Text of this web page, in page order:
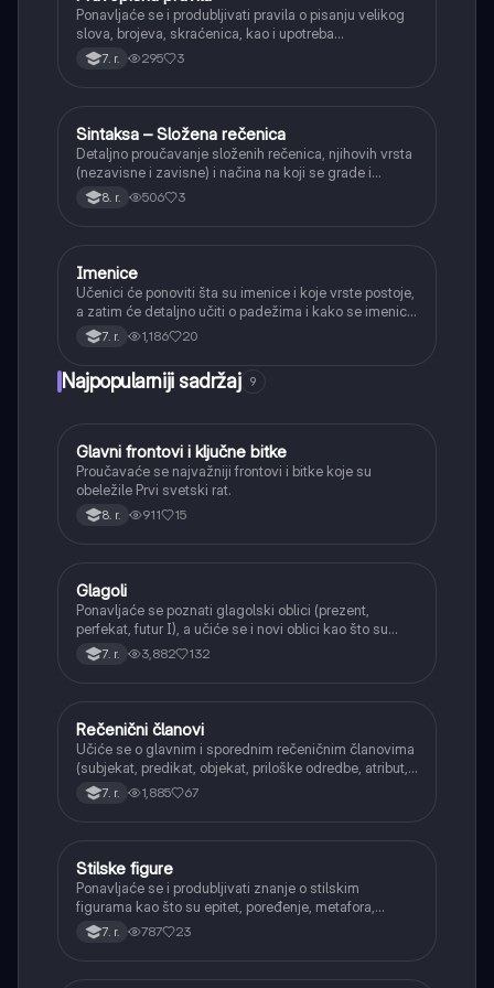
Ponavljaće se i produbljivati pravila o pisanju velikog
slova, brojeva, skraćenica, kao i upotreba
interpunkcije, sa posebnim fokusom na zarez u
složenoj rečenici.
7. r. 295 3
Srpski jezik
Sintaksa – Složena rečenica
Detaljno proučavanje složenih rečenica, njihovih vrsta
(nezavisne i zavisne) i načina na koji se grade i
povezuju.
8. r. 506 3
Srpski jezik
Imenice
Učenici će ponoviti šta su imenice i koje vrste postoje,
a zatim će detaljno učiti o padežima i kako se imenice
menjaju da bi pokazale svoju ulogu u rečenici.
7. r. 1,186 20
Najpopularniji sadržaj 9
Istorija
Glavni frontovi i ključne bitke
Proučavaće se najvažniji frontovi i bitke koje su
obeležile Prvi svetski rat.
8. r. 911 15
Srpski jezik
Glagoli
Ponavljaće se poznati glagolski oblici (prezent,
perfekat, futur I), a učiće se i novi oblici kao što su
aorist, imperfekat, pluskvamperfekat, futur II, kao i
glagolski prilozi i pridevi.
7. r. 3,882 132
Srpski jezik
Rečenični članovi
Učiće se o glavnim i sporednim rečeničnim članovima
(subjekat, predikat, objekat, priloške odredbe, atribut,
apozicija) i njihovoj funkciji.
7. r. 1,885 67
Srpski jezik
Stilske figure
Ponavljaće se i produbljivati znanje o stilskim
figurama kao što su epitet, poređenje, metafora,
personifikacija, hiperbola, onomatopeja, aliteracija i
asonanca, razumevajući njihovu ulogu u tekstu.
7. r. 787 23